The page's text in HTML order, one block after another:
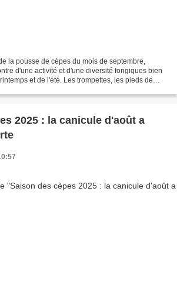
la pousse de cèpes du mois de septembre,
d'une activité et d'une diversité fongiques bien
et de l'été. Les trompettes, les pieds de
2025 : la canicule d'août a